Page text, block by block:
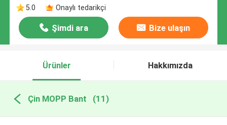
5.0
Onaylı tedarikçi
Şimdi ara Bize ulaşın
Ürünler Hakkımızda
Çin MOPP Bant (11)